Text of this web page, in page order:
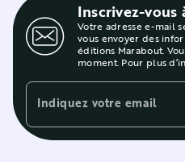
Inscrivez-
Votre adresse e-mail
vous envoyer des
éditions Marabout.
moment. Pour plus
Indiquez votre email